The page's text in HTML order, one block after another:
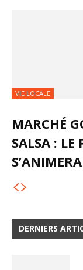
VIE LOCALE
MARCHÉ
SALSA : LE
DERNIERS